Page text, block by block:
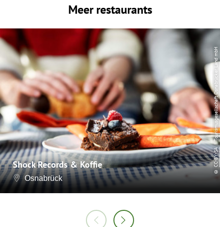
Meer restaurants
Shock Records & Koffie
Osnabrück
©
CC-BY-SA
| Tourismusgesellschaft Osnabrücker Land mbH